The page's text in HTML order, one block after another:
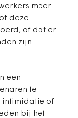
meer
deze
of dat er
zijn.
een
te
intimidatie of
bij het